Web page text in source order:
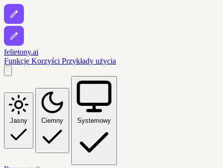
felietony.ai
Funkcje Korzyści Przykłady użycia
Jasny Ciemny Systemowy